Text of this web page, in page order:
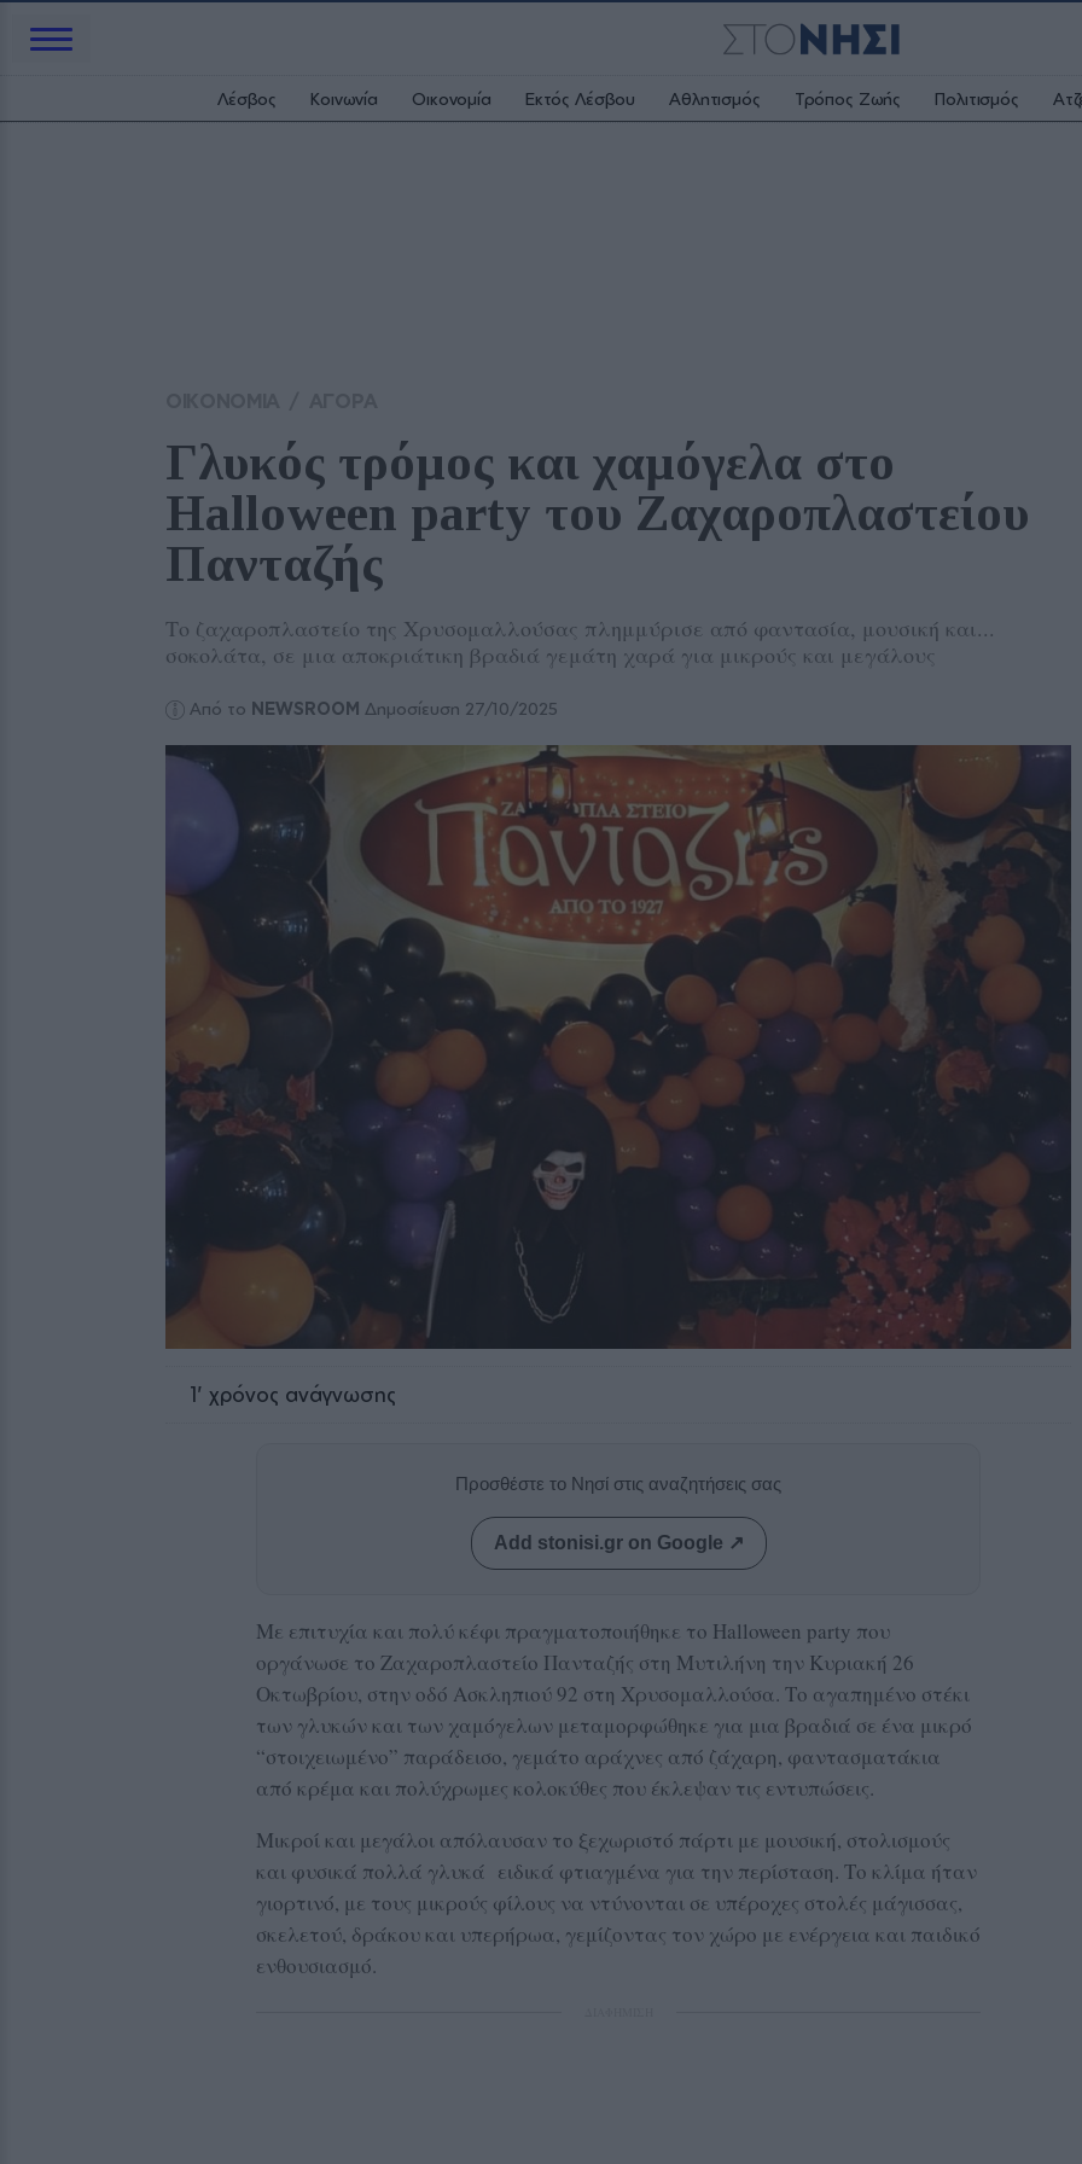
Λέσβος Κοινωνία Οικονομία Εκτός Λέσβου Αθλητισμός Τρόπος Ζωής Πολιτισμός
Γλυκός τρόμος και χαμόγελα στο
Halloween party του Ζαχαροπλαστείου
Πανταζής
Το ζαχαροπλαστείο της Χρυσομαλλούσας πλημμύρισε από φαντασία, μουσική και...
σοκολάτα, σε μια αποκριάτικη βραδιά γεμάτη χαρά για μικρούς και μεγάλους
Από το NEWSROOM Δημοσίευση 27/10/2025
1' χρόνος ανάγνωσης
Προσθέστε το Νησί στις αναζητήσεις σας
Add stonisi.gr on Google ↗
Με επιτυχία και πολύ κέφι πραγματοποιήθηκε το Halloween party που
οργάνωσε το Ζαχαροπλαστείο Πανταζής στη Μυτιλήνη την Κυριακή 26
Οκτωβρίου, στην οδό Ασκληπιού 92 στη Χρυσομαλλούσα. Το αγαπημένο στέκι
των γλυκών και των χαμόγελων μεταμορφώθηκε για μια βραδιά σε ένα μικρό
“στοιχειωμένο” παράδεισο, γεμάτο αράχνες από ζάχαρη, φαντασματάκια
από κρέμα και πολύχρωμες κολοκύθες που έκλεψαν τις εντυπώσεις.
Μικροί και μεγάλοι απόλαυσαν το ξεχωριστό πάρτι με μουσική, στολισμούς
και φυσικά πολλά γλυκά ειδικά φτιαγμένα για την περίσταση. Το κλίμα ήταν
γιορτινό, με τους μικρούς φίλους να ντύνονται σε υπέροχες στολές μάγισσας,
σκελετού, δράκου και υπερήρωα, γεμίζοντας τον χώρο με ενέργεια και παιδικό
ενθουσιασμό.